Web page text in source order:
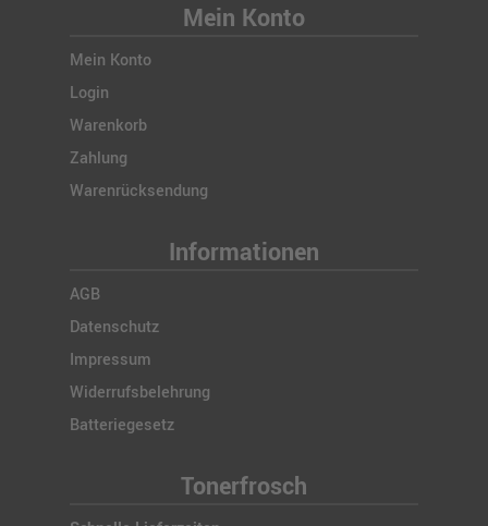
Mein Konto
Mein Konto
Login
Warenkorb
Zahlung
Warenrücksendung
Informationen
AGB
Datenschutz
Impressum
Widerrufsbelehrung
Batteriegesetz
Tonerfrosch